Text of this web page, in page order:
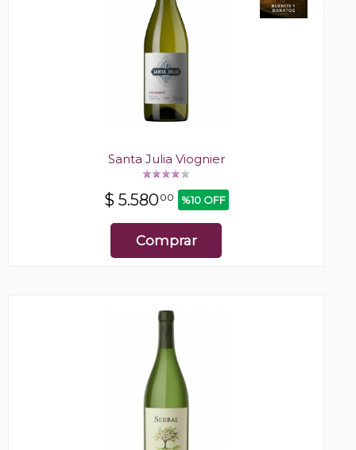
Santa Julia Viognier
$ 5.58000 %10 OFF
Comprar